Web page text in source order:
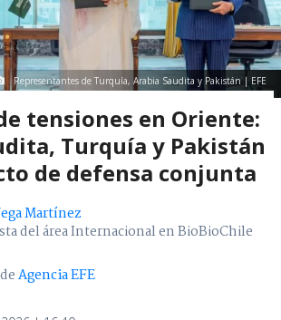
Representantes de Turquía, Arabia Saudita y Pakistán | EFE
tensiones en Oriente:
Turquía y Pakistán
de defensa conjunta
Martínez
del área Internacional en BioBioChile
Agencia EFE